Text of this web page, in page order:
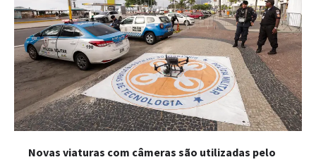
Novas viaturas com câmeras são utilizadas pelo